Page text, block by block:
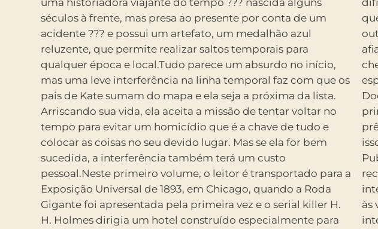
uma historiadora viajante do tempo ??? nascida alguns
séculos à frente, mas presa ao presente por conta de um
acidente ??? e possui um artefato, um medalhão azul
reluzente, que permite realizar saltos temporais para
qualquer época e local.Tudo parece um absurdo no início,
mas uma leve interferência na linha temporal faz com que os
pais de Kate sumam do mapa e ela seja a próxima da lista.
Arriscando sua vida, ela aceita a missão de tentar voltar no
tempo para evitar um homicídio que é a chave de tudo e
colocar as coisas no seu devido lugar. Mas se ela for bem
sucedida, a interferência também terá um custo
pessoal.Neste primeiro volume, o leitor é transportado para a
Exposição Universal de 1893, em Chicago, quando a Roda
Gigante foi apresentada pela primeira vez e o serial killer H.
H. Holmes dirigia um hotel construído especialmente para
difícil calcular o impacto disso no presente. Além do mais,
quem decide que essa mudança pode ser feita? Esses e
outros dilemas são construídos e trabalhados de maneira
afiada por Rysa Walker em seu romance de estreia, que
chega ao Brasil pela DarkSide® Books em uma edição
especial que vai durar séculos ??? e deixaria até mesmo o
Doctor Who curioso.CHRONOS: VIAJANTES DO TEMPO, o
primeiro volume da Trilogia Chronos, foi ganhador do
prêmio Amazon Breakthrough Novel Award em 2013 e, com
isso, recebeu o sinal verde para ser impresso pela Skyscape
Publishing, um selo editorial da Amazon. Com o
reconhecimento da obra, Rysa Walker passou a se dedicar
integralmente ao seu ofício de escritora e deu continuidade
às viagens de Kate pelas décadas. Agora, a autora também
integra a coleção DarkLove, a linha editorial da DarkSide®